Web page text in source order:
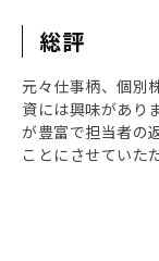
総評
元々仕事柄、個別
資には興味があり
が豊富で担当者の
ことにさせていた